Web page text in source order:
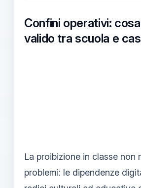
Confini operativi:
valido tra scuola e
La proibizione in classe non
problemi: le dipendenze